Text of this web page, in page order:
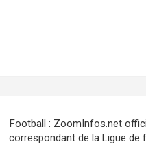
Football : ZoomInfos.net
correspondant de la Ligue de